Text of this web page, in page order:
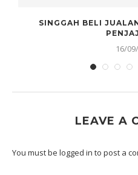
SINGGAH BELI
16/
LEAVE A
You must be logged in to post a